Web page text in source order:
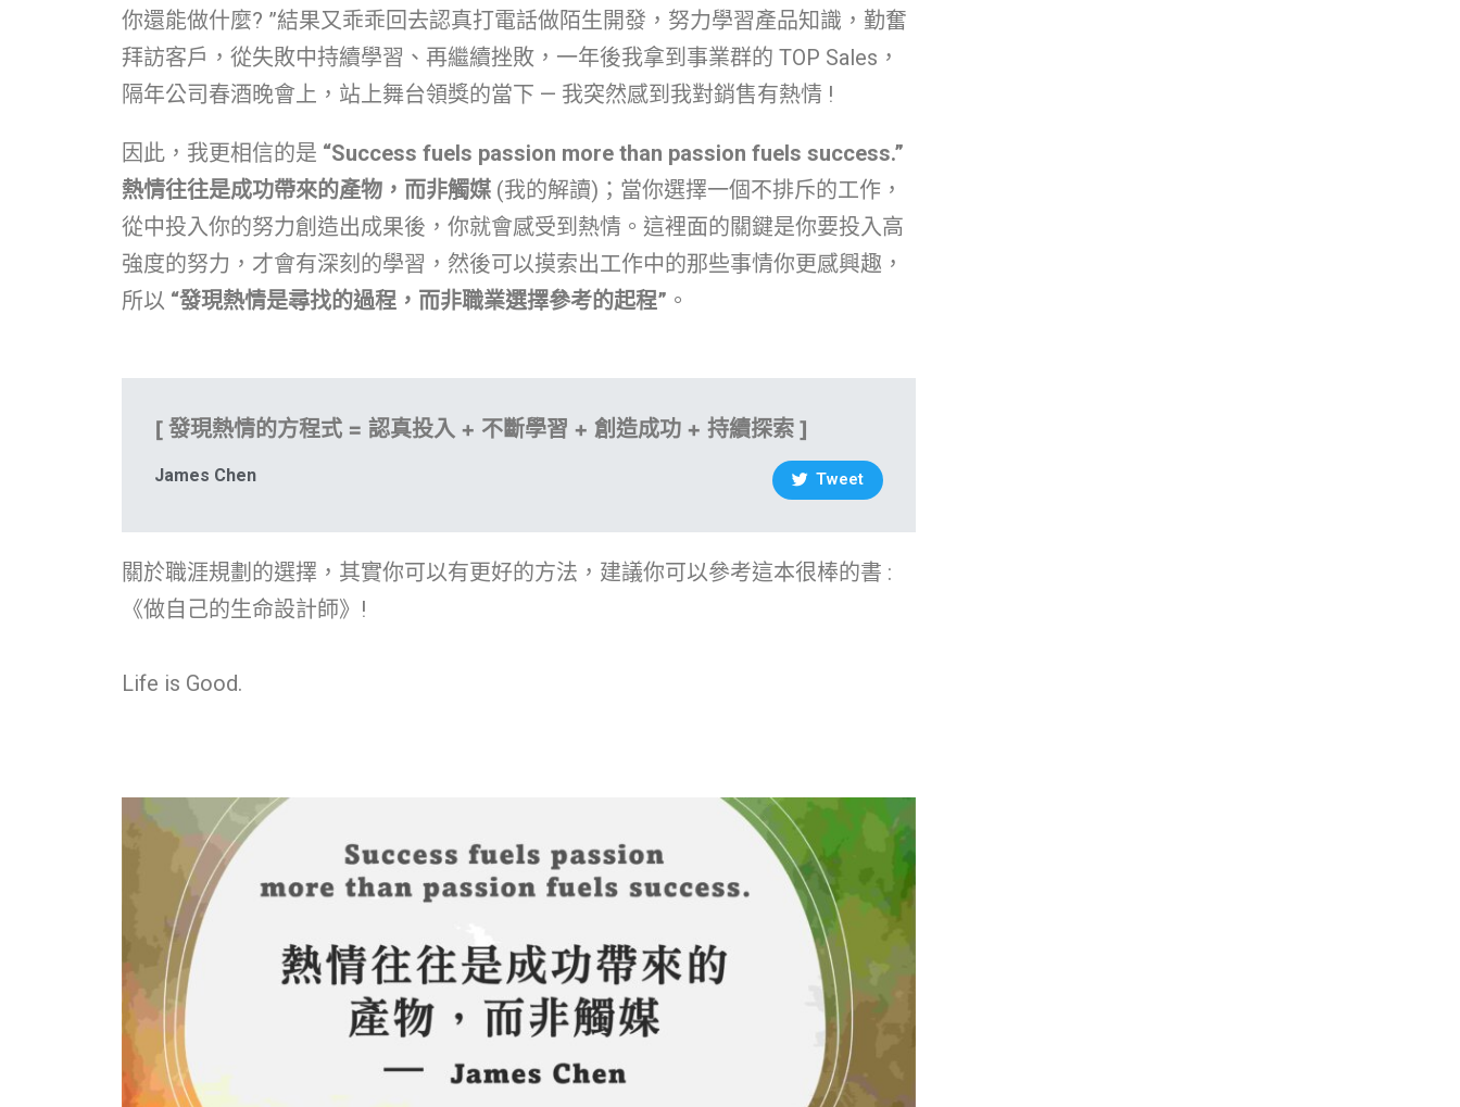
你還能做什麼? ”結果又乖乖回去認真打電話做陌生開發，努力學習產品知識，勤奮
拜訪客戶，從失敗中持續學習、再繼續挫敗，一年後我拿到事業群的 TOP Sales，
隔年公司春酒晚會上，站上舞台領獎的當下 — 我突然感到我對銷售有熱情 !
因此，我更相信的是 “Success fuels passion more than passion fuels success.”
熱情往往是成功帶來的產物，而非觸媒 (我的解讀)；當你選擇一個不排斥的工作，
從中投入你的努力創造出成果後，你就會感受到熱情。這裡面的關鍵是你要投入高
強度的努力，才會有深刻的學習，然後可以摸索出工作中的那些事情你更感興趣，
所以 “發現熱情是尋找的過程，而非職業選擇參考的起程” 。
[ 發現熱情的方程式 = 認真投入 + 不斷學習 + 創造成功 + 持續探索 ]
James Chen Tweet
關於職涯規劃的選擇，其實你可以有更好的方法，建議你可以參考這本很棒的書 :
《做自己的生命設計師》!
Life is Good.